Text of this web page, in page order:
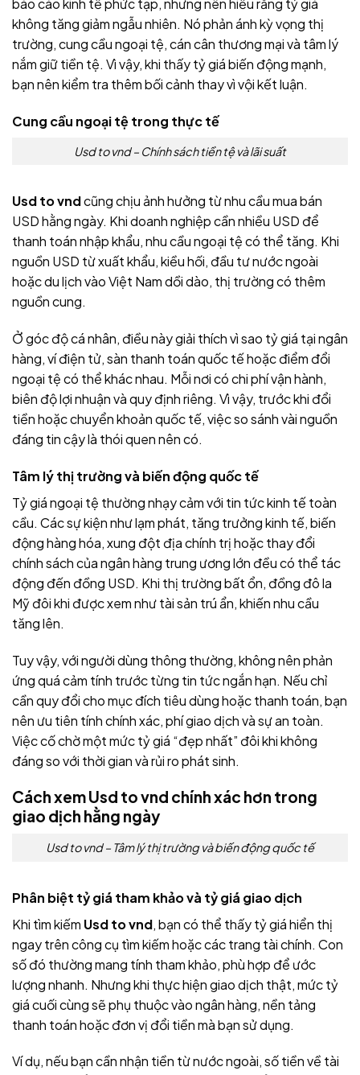
báo cáo kinh tế phức tạp, nhưng nên hiểu rằng tỷ giá
không tăng giảm ngẫu nhiên. Nó phản ánh kỳ vọng thị
trường, cung cầu ngoại tệ, cán cân thương mại và tâm lý
nắm giữ tiền tệ. Vì vậy, khi thấy tỷ giá biến động mạnh,
bạn nên kiểm tra thêm bối cảnh thay vì vội kết luận.
Cung cầu ngoại tệ trong thực tế
Usd to vnd – Chính sách tiền tệ và lãi suất
Usd to vndcũng chịu ảnh hưởng từ nhu cầu mua bán
USD hằng ngày. Khi doanh nghiệp cần nhiều USD để
thanh toán nhập khẩu, nhu cầu ngoại tệ có thể tăng. Khi
nguồn USD từ xuất khẩu, kiều hối, đầu tư nước ngoài
hoặc du lịch vào Việt Nam dồi dào, thị trường có thêm
nguồn cung.
Ở góc độ cá nhân, điều này giải thích vì sao tỷ giá tại ngân
hàng, ví điện tử, sàn thanh toán quốc tế hoặc điểm đổi
ngoại tệ có thể khác nhau. Mỗi nơi có chi phí vận hành,
biên độ lợi nhuận và quy định riêng. Vì vậy, trước khi đổi
tiền hoặc chuyển khoản quốc tế, việc so sánh vài nguồn
đáng tin cậy là thói quen nên có.
Tâm lý thị trường và biến động quốc tế
Tỷ giá ngoại tệ thường nhạy cảm với tin tức kinh tế toàn
cầu. Các sự kiện như lạm phát, tăng trưởng kinh tế, biến
động hàng hóa, xung đột địa chính trị hoặc thay đổi
chính sách của ngân hàng trung ương lớn đều có thể tác
động đến đồng USD. Khi thị trường bất ổn, đồng đô la
Mỹ đôi khi được xem như tài sản trú ẩn, khiến nhu cầu
tăng lên.
Tuy vậy, với người dùng thông thường, không nên phản
ứng quá cảm tính trước từng tin tức ngắn hạn. Nếu chỉ
cần quy đổi cho mục đích tiêu dùng hoặc thanh toán, bạn
nên ưu tiên tính chính xác, phí giao dịch và sự an toàn.
Việc cố chờ một mức tỷ giá “đẹp nhất” đôi khi không
đáng so với thời gian và rủi ro phát sinh.
Cách xemUsd to vnd chính xác hơn trong
giao dịch hằng ngày
Usd to vnd – Tâm lý thị trường và biến động quốc tế
Phân biệt tỷ giá tham khảo và tỷ giá giao dịch
Khi tìm kiếm Usd to vnd, bạn có thể thấy tỷ giá hiển thị
ngay trên công cụ tìm kiếm hoặc các trang tài chính. Con
số đó thường mang tính tham khảo, phù hợp để ước
lượng nhanh. Nhưng khi thực hiện giao dịch thật, mức tỷ
giá cuối cùng sẽ phụ thuộc vào ngân hàng, nền tảng
thanh toán hoặc đơn vị đổi tiền mà bạn sử dụng.
Ví dụ, nếu bạn cần nhận tiền từ nước ngoài, số tiền về tài